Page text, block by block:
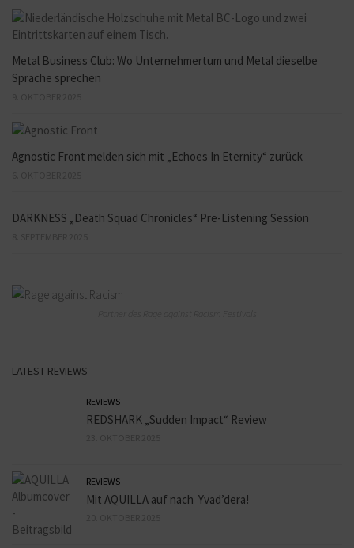
Metal Business Club: Wo Unternehmertum und Metal dieselbe
Sprache sprechen
Agnostic Front melden sich mit „Echoes In Eternity“ zurück
DARKNESS „Death Squad Chronicles“ Pre-Listening Session
LATEST REVIEWS
REVIEWS
REDSHARK „Sudden Impact“ Review
REVIEWS
Mit AQUILLA auf nach Yvad’dera!